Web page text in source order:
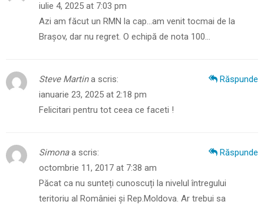
iulie 4, 2025 at 7:03 pm
Azi am făcut un RMN la cap…am venit tocmai de la
Brașov, dar nu regret. O echipă de nota 100…
Răspunde
Steve Martin a scris:
ianuarie 23, 2025 at 2:18 pm
Felicitari pentru tot ceea ce faceti !
Răspunde
Simona a scris:
octombrie 11, 2017 at 7:38 am
Păcat ca nu sunteți cunoscuți la nivelul întregului
teritoriu al României și Rep.Moldova. Ar trebui sa